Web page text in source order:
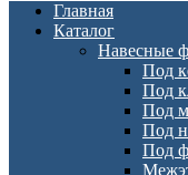
Главная
Каталог
Навесные
Под
Под
Под
Под
Под